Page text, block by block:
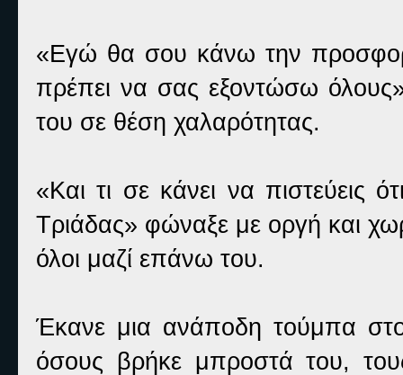
«Εγώ θα σου κάνω την
πρέπει να σας εξοντώσω
του σε θέση χαλαρότητας.
«Και τι σε κάνει να πιστεύεις
Τριάδας» φώναξε με οργή και
όλοι μαζί επάνω του.
Έκανε μια ανάποδη τούμπα
όσους βρήκε μπροστά του,